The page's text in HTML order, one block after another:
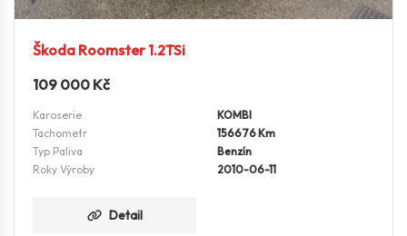
Škoda Roomster 1.2TSi
109 000 Kč
Karoserie
KOMBI
Tachometr
156676 Km
Typ Paliva
Benzín
Roky Výroby
2010-06-11
Detail